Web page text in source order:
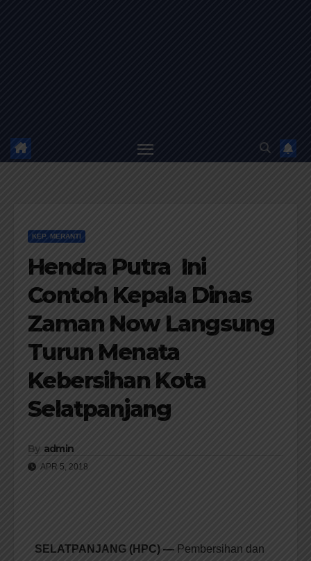
KEP. MERANTI
Hendra Putra Ini
Contoh Kepala Dinas
Zaman Now Langsung
Turun Menata
Kebersihan Kota
Selatpanjang
By admin
APR 5, 2018
SELATPANJANG (HPC) — Pembersihan dan